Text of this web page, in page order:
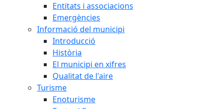
Entitats i associacions
Emergències
Informació del municipi
Introducció
Història
El municipi en xifres
Qualitat de l'aire
Turisme
Enoturisme